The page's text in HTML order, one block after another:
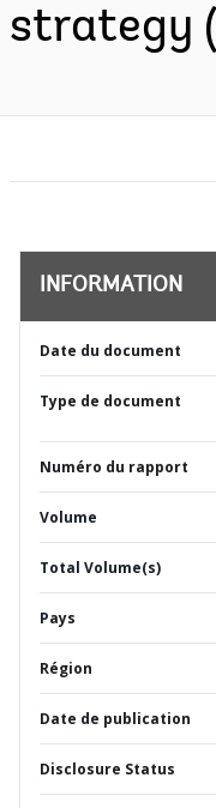
strategy
INFORMATION
Date du document
Type de document
Numéro du rapport
Volume
Total Volume(s)
Pays
Région
Date de publication
Disclosure Status